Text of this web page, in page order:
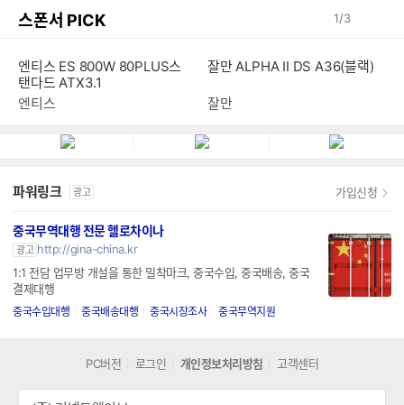
스폰서 PICK 1/3
엔티스 ES 800W 80PLUS스
탠다드 ATX3.1
엔티스
잘만 ALPHA II DS A36(블랙)
잘만
파워링크 광고 가입신청
중국무역대행 전문 헬로차이나
광고 http://gina-china.kr
1:1 전담 업무방 개설을 통한 밀착마크, 중국수입, 중국배송, 중국
결제대행
중국수입대행 중국배송대행 중국시장조사 중국무역지원
PC버전 로그인 개인정보처리방침 고객센터